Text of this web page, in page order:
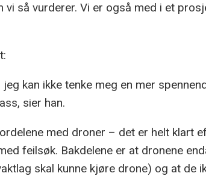
vi så vurderer. Vi er også med i et
kan ikke tenke meg en mer
sier han.
med droner – det er helt klart
feilsøk. Bakdelene er at dronene
skal kunne kjøre drone) og at de